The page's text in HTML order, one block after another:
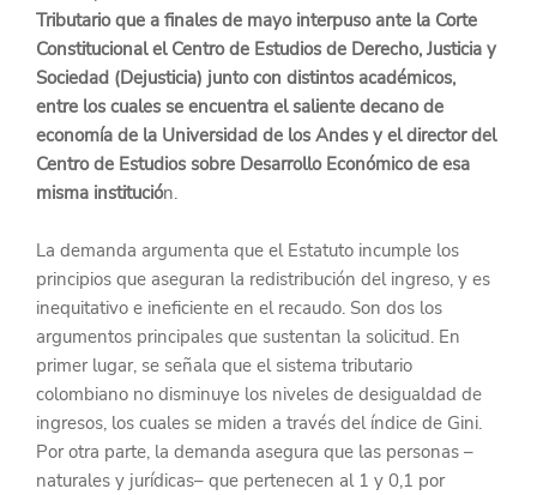
Tributario que a finales de mayo interpuso ante la Corte
Constitucional el Centro de Estudios de Derecho, Justicia y
Sociedad (Dejusticia) junto con distintos académicos,
entre los cuales se encuentra el saliente decano de
economía de la Universidad de los Andes y el director del
Centro de Estudios sobre Desarrollo Económico de esa
misma institución.
La demanda argumenta que el Estatuto incumple los
principios que aseguran la redistribución del ingreso, y es
inequitativo e ineficiente en el recaudo. Son dos los
argumentos principales que sustentan la solicitud. En
primer lugar, se señala que el sistema tributario
colombiano no disminuye los niveles de desigualdad de
ingresos, los cuales se miden a través del índice de Gini.
Por otra parte, la demanda asegura que las personas –
naturales y jurídicas– que pertenecen al 1 y 0,1 por